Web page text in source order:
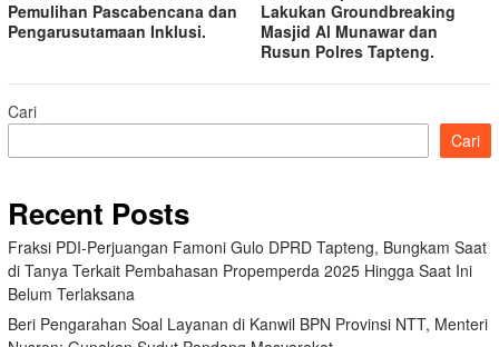
Pemulihan Pascabencana dan
Pengarusutamaan Inklusi.
Lakukan Groundbreaking
Masjid Al Munawar dan
Rusun Polres Tapteng.
Cari
Cari
Recent Posts
Fraksi PDI-Perjuangan Famoni Gulo DPRD Tapteng, Bungkam Saat
di Tanya Terkait Pembahasan Propemperda 2025 Hingga Saat Ini
Belum Terlaksana
Beri Pengarahan Soal Layanan di Kanwil BPN Provinsi NTT, Menteri